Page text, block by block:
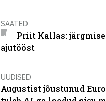
SAATED
Priit Kallas:
ajutööst
UUDISED
Augustist jõustunud